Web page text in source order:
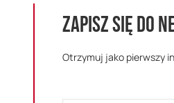
ZAPISZ SIĘ DO
Otrzymuj jako pierwszy